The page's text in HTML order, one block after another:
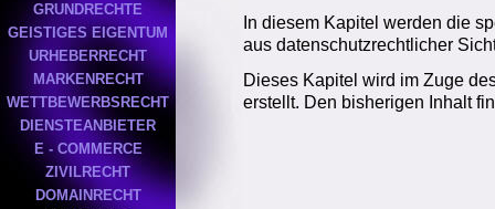
GRUNDRECHTE
GEISTIGES EIGENTUM
URHEBERRECHT
MARKENRECHT
WETTBEWERBSRECHT
DIENSTEANBIETER
E - COMMERCE
ZIVILRECHT
DOMAINRECHT
In diesem Kapitel werden die
aus datenschutzrechtlicher
Dieses Kapitel wird im Zuge
erstellt. Den bisherigen Inhalt